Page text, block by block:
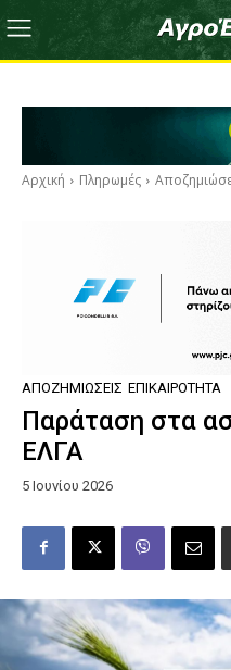
Αρχική Πληρωμές
ΑΠΟΖΗΜΙΏΣΕΙΣ ΕΠΙΚΑΙΡΌΤΗΤΑ
Παράταση στα
ΕΛΓΑ
5 Ιουνίου 2026